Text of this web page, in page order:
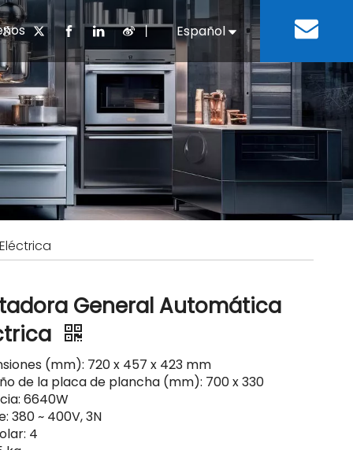
chino Equipos de refrigeración
Equipo para lavar platos
Negocios e Industria Residencias de
Descargar
del desarrollo
丨 Español
English
General Automática
(mm): 720 x 457 x 423 mm
de la placa de plancha (mm): 700 x 330
6640W
380 ~ 400V, 3N
4